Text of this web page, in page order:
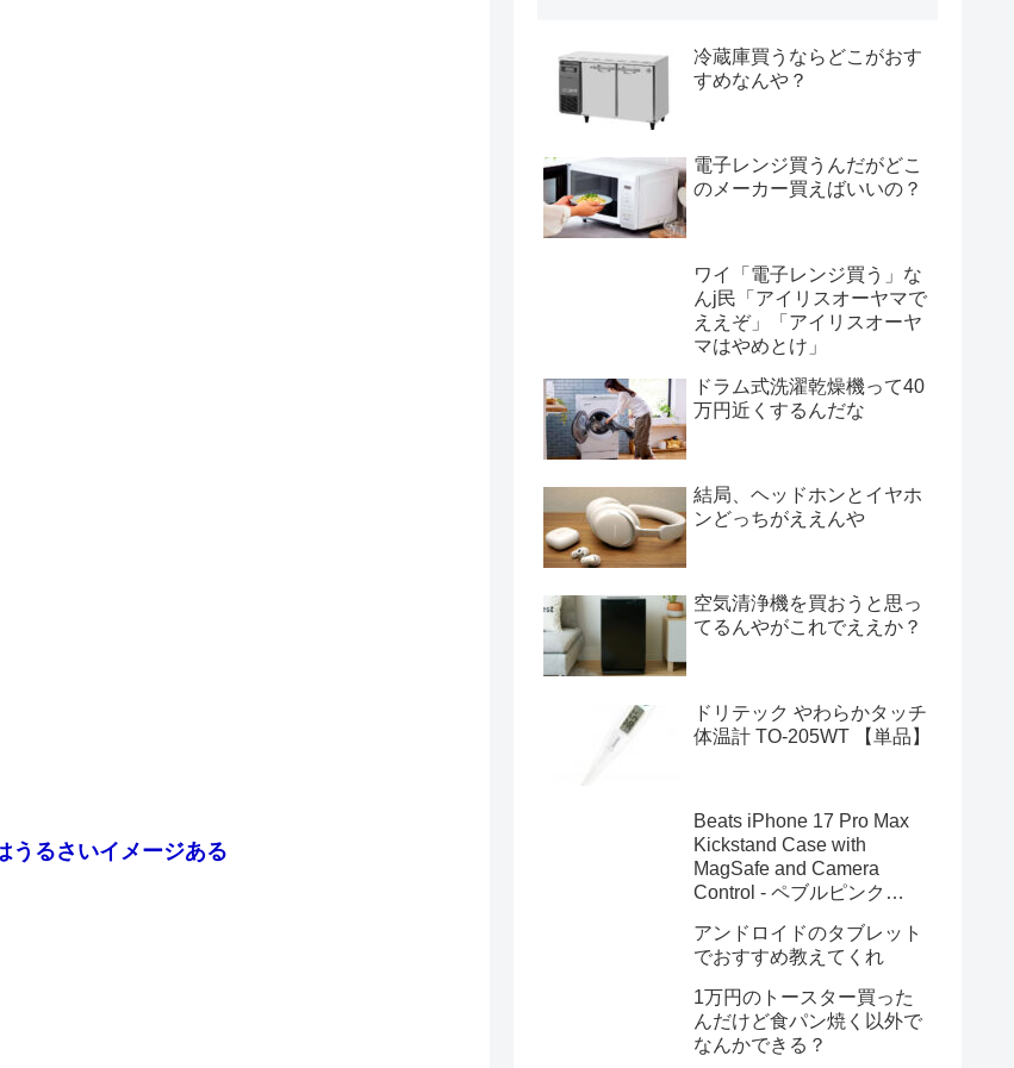
うるさいイメージある
冷蔵庫買うならどこがおす
すめなんや？
電子レンジ買うんだがどこ
のメーカー買えばいいの？
ワイ「電子レンジ買う」な
んj民「アイリスオーヤマで
ええぞ」「アイリスオーヤ
マはやめとけ」
ドラム式洗濯乾燥機って40
万円近くするんだな
結局、ヘッドホンとイヤホ
ンどっちがええんや
空気清浄機を買おうと思っ
てるんやがこれでええか？
ドリテック やわらかタッチ
体温計 TO-205WT 【単品】
Beats iPhone 17 Pro Max
Kickstand Case with
MagSafe and Camera
Control - ペブルピンク
アンドロイドのタブレット
でおすすめ教えてくれ
1万円のトースター買った
んだけど食パン焼く以外で
なんかできる？